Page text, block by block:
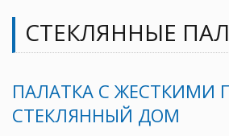
СТЕКЛЯННЫЕ
ПАЛАТКА С ЖЕСТКИМИ
СТЕКЛЯННЫЙ ДОМ